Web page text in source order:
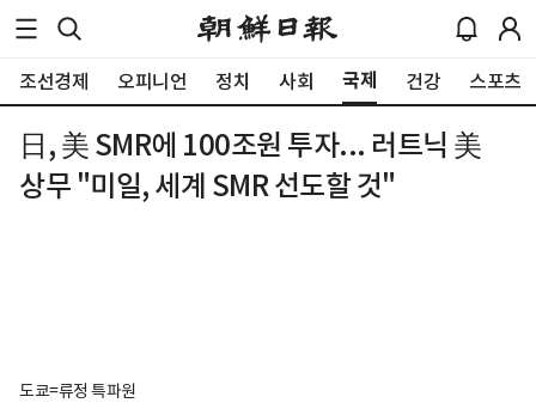
조선경제 오피니언 정치 사회 국제 건강 스포츠
日, 美 SMR에 100조원 투자... 러트닉 美
상무 "미일, 세계 SMR 선도할 것"
도쿄=류정 특파원